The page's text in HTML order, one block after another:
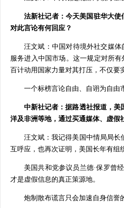
法新社记者：今天美国驻华大
对此言论有何回应？
汪文斌：中国对待境外社交媒
服务进入中国市场。这一规定对所
百计动用国家力量对其打压，不仅要
一个标榜言论自由、自诩为自由
中新社记者：据路透社报道，美
洋及非洲等地，通过买通媒体、虚假
汪文斌：我记得美国中情局局长
互呼应，也再次证明，美国长年有组
美国共和党参议员兰德·保罗曾
才是虚假信息的真正策源地。
炮制散布谎言只会加速自身信誉